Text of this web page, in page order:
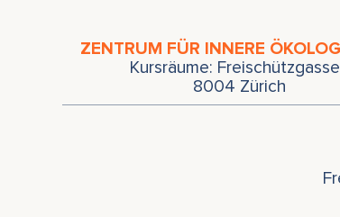
ZENTRUM FÜR INNERE
Kursräume: Freischützgasse
8004 Zürich